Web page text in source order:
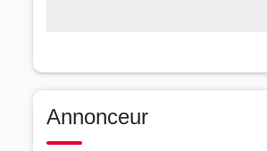
Annonceur